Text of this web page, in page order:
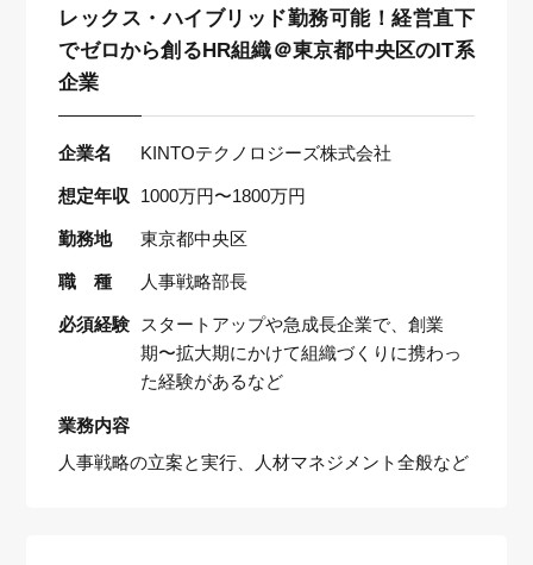
レックス・ハイブリッド勤務可能！経営直下
でゼロから創るHR組織＠東京都中央区のIT系
企業
企業名 KINTOテクノロジーズ株式会社
想定年収 1000万円〜1800万円
勤務地 東京都中央区
職 種 人事戦略部長
必須経験
スタートアップや急成長企業で、創業
期〜拡大期にかけて組織づくりに携わっ
た経験があるなど
業務内容
人事戦略の立案と実行、人材マネジメント全般など